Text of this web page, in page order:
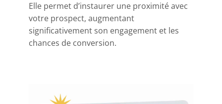
Elle permet d’instaurer une proximité avec
votre prospect, augmentant
significativement son engagement et les
chances de conversion.